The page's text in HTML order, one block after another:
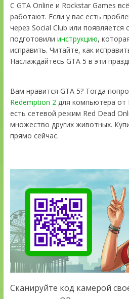
С GTA Online и Rockstar Games
работают. Если у вас есть
через Social Club или
подготовили инструкцию,
исправить. Читайте, как
Наслаждайтесь GTA 5 в эти
Вам нравится GTA 5? Тогда
Redemption 2для компьютера от
есть сетевой режим Red Dead
множество других животных.
прямо сейчас.
Сканируйте код камерой